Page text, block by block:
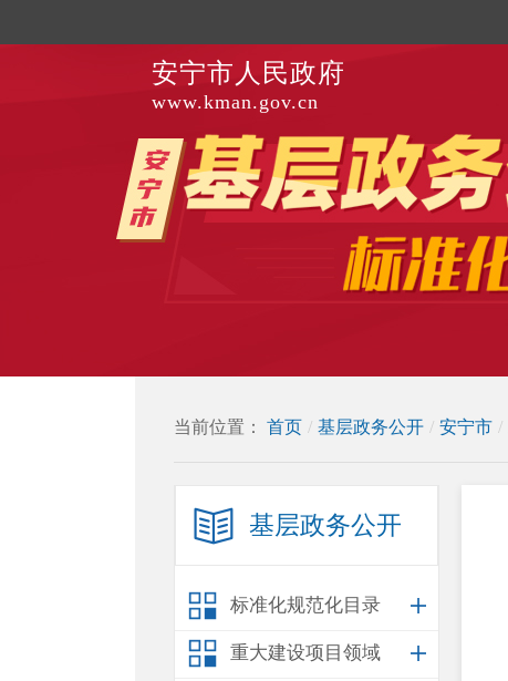
安宁市人民政府
www.kman.gov.cn
当前位置： 首页 / 基层政务公开 / 安宁市 /
基层政务公开
标准化规范化目录
重大建设项目领域